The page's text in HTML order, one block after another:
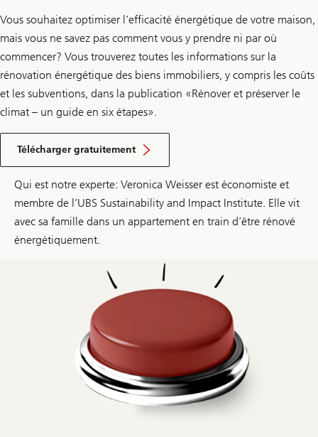
Vous souhaitez optimiser l’efficacité énergétique de votre maison,
mais vous ne savez pas comment vous y prendre ni par où
commencer? Vous trouverez toutes les informations sur la
rénovation énergétique des biens immobiliers, y compris les coûts
et les subventions, dans la publication «Rénover et préserver le
climat – un guide en six étapes».
Télécharger gratuitement
E
n
r
n
G
u
i
Qui est notre experte: Veronica Weisser est économiste et
membre de l’UBS Sustainability and Impact Institute. Elle vit
avec sa famille dans un appartement en train d’être rénové
énergétiquement.